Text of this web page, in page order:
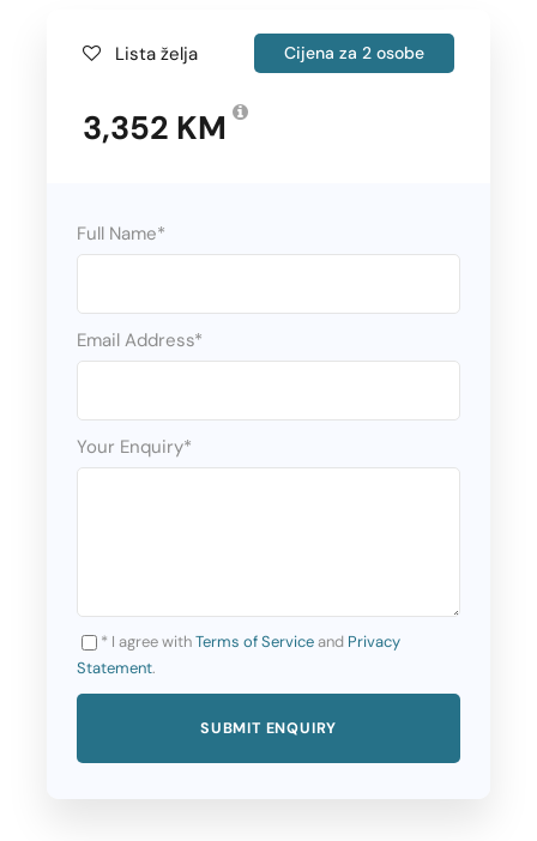
Lista želja Cijena za 2 osobe
3,352 KM
Full Name*
Email Address*
Your Enquiry*
* I agree withTerms of Serviceand Privacy
Statement.
Polasci
April
27.04.
June
01.06., 08.06., 12.06., 15.06., 19.06., 22.06.,